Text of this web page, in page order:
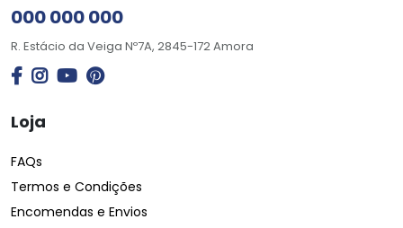
000 000 000
R. Estácio da Veiga Nº7A, 2845-172 Amora
Loja
FAQs
Termos e Condições
Encomendas e Envios